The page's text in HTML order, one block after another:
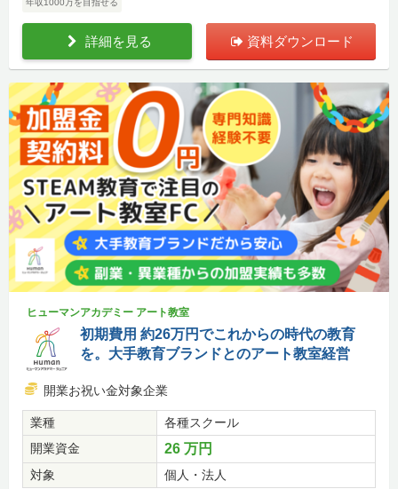
年収1000万を目指せる
詳細を見る 資料ダウンロード
ヒューマンアカデミー アート教室
初期費用 約26万円でこれからの時代の教育
を。大手教育ブランドとのアート教室経営
開業お祝い金対象企業
業種
各種スクール
開業資金
26 万円
対象 個人・法人